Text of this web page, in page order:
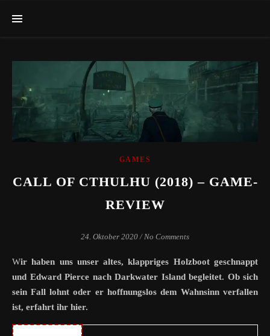
GAMES
CALL OF CTHULHU (2018) – GAME-
REVIEW
24. Oktober 2020 / No Comments
Wir haben uns unser altes, klappriges Holzboot geschnappt
und Edward Pierce nach Darkwater Island begleitet. Ob sich
sein Fall lohnt oder er hoffnungslos dem Wahnsinn verfallen
ist, erfahrt ihr hier.